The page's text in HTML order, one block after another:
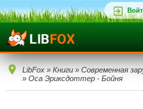
LibFox » Книги » Современная
» Оса Эриксдоттер - Бойня